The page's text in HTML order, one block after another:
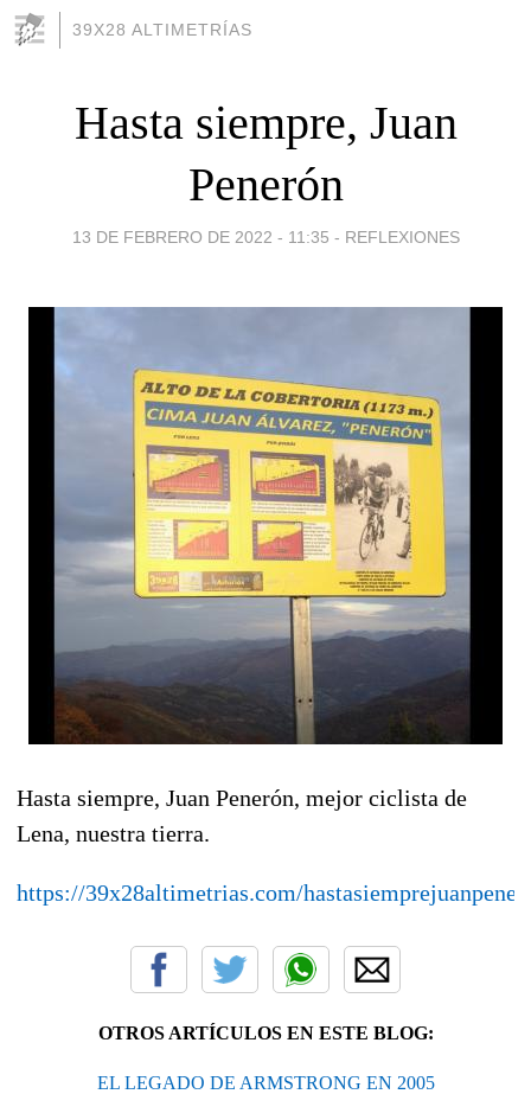
39X28 ALTIMETRÍAS
Hasta siempre, Juan
Penerón
13 DE FEBRERO DE 2022 - 11:35 - REFLEXIONES
Hasta siempre, Juan Penerón, mejor ciclista de
Lena, nuestra tierra.
https://39x28altimetrias.com/
OTROS ARTÍCULOS EN ESTE BLOG:
EL LEGADO DE ARMSTRONG EN 2005